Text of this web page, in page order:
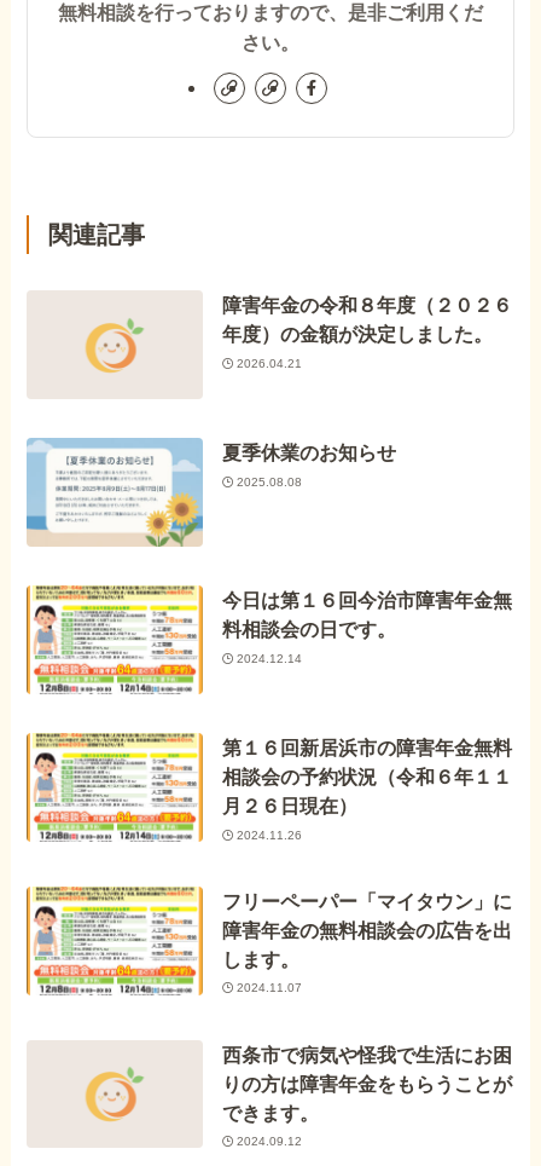
無料相談を行っておりますので、是非ご利用くだ
さい。
関連記事
障害年金の令和８年度（２０２６
年度）の金額が決定しました。
2026.04.21
夏季休業のお知らせ
2025.08.08
今日は第１６回今治市障害年金無
料相談会の日です。
2024.12.14
第１６回新居浜市の障害年金無料
相談会の予約状況（令和６年１１
月２６日現在）
2024.11.26
フリーペーパー「マイタウン」に
障害年金の無料相談会の広告を出
します。
2024.11.07
西条市で病気や怪我で生活にお困
りの方は障害年金をもらうことが
できます。
2024.09.12